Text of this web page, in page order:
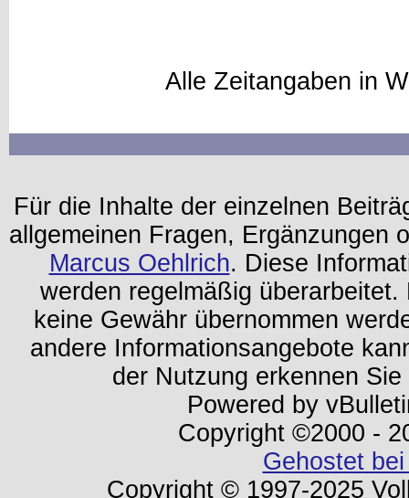
Alle Zeitangaben in
Für die Inhalte der einzelnen
allgemeinen Fragen, Ergänzungen
Marcus Oehlrich. Diese
werden regelmäßig
keine Gewähr übernommen
andere Informationsangebote
der Nutzung erkennen
Powered by
Copyright ©2000 -
Gehostet
Copyright © 1997-2025